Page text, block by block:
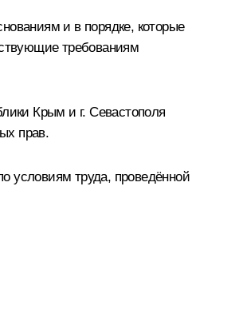
и в порядке, которые
требованиям
Крым и г. Севастополя
прав.
условиям труда, проведённой